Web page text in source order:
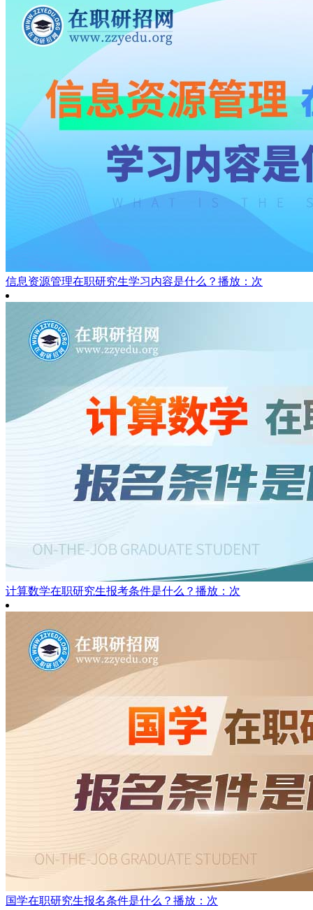
信息资源管理在职研究生学习内容是什么？ 播放：次
计算数学在职研究生报考条件是什么？ 播放：次
国学在职研究生报名条件是什么？ 播放：次